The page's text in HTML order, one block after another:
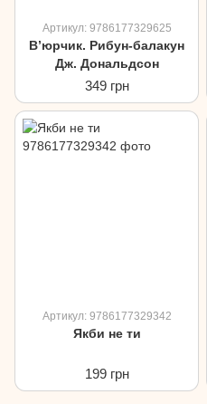
Артикул: 9786177329625
В’юрчик. Рибун-балакун
Дж. Дональдсон
349 грн
Артикул: 9786177329342
Якби не ти
199 грн